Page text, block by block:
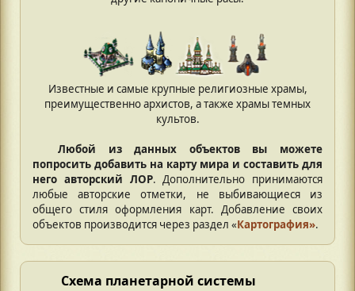
Известные и самые крупные религиозные храмы,
преимущественно архистов, а также храмы темных
культов.
Любой из данных объектов вы можете
попросить добавить на карту мира и составить для
него авторский ЛОР. Дополнительно принимаются
любые авторские отметки, не выбивающиеся из
общего стиля оформления карт. Добавление своих
объектов производится через раздел «Картография».
Схема планетарной системы